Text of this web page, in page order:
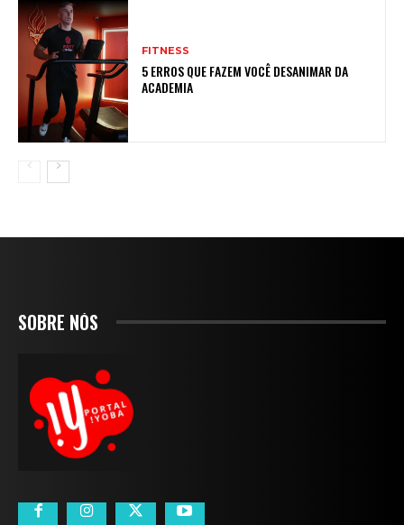
FITNESS
5 ERROS QUE FAZEM VOCÊ DESANIMAR DA
ACADEMIA
SOBRE NÓS